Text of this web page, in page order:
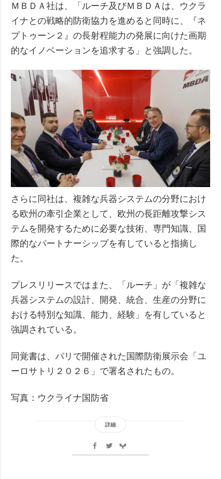
ＭＢＤＡ社は、「ルーチ及びＭＢＤＡは、ウクラ
イナとの戦略的防衛協力を進めると同時に、『ネ
プトゥーン２』の長射程能力の発展に向けた画期
的なイノベーションを追求する」と強調した。
さらに同社は、複雑な兵器システムの分野におけ
る欧州の牽引企業として、欧州の長距離攻撃シス
テムを開発するために必要な技術、専門知識、国
際的なパートナーシップを有していると指摘し
た。
プレスリリースではまた、「ルーチ」が「複雑な
兵器システムの設計、開発、統合、生産の分野に
おける特別な知識、能力、経験」を有していると
強調されている。
同覚書は、パリで開催された国際防衛展示会「ユ
ーロサトリ２０２６」で署名されたもの。
写真：ウクライナ国防省
詳細